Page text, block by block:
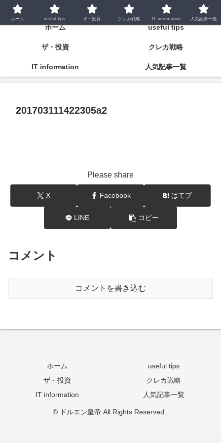
潤いとゆとりの明日をつくるために
ホーム useful tips
ザ・投資 クレカ戦略
IT information 人気記事一覧
201703111422305a2
Please share
X Facebook はてブ
LINE コピー
コメント
コメントを書き込む
ホーム
useful tips
ザ・投資
クレカ戦略
IT information
人気記事一覧
© ドルエン皇帝 All Rights Reserved..
ホーム useful tips ザ・投資 クレカ戦略 IT information 人気記事一覧